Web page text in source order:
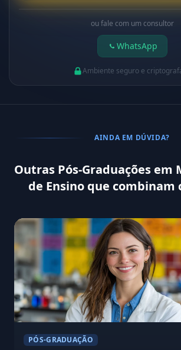
ou fale com um consultor
WhatsApp
Ambiente seguro e
AINDA EM DÚVIDA?
Outras Pós-Graduações em
de Ensino que combinam
PÓS-GRADUAÇÃO